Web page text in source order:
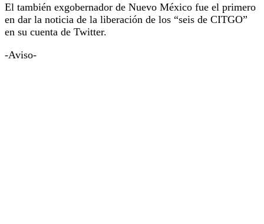
El también exgobernador de Nuevo México fue el primero
en dar la noticia de la liberación de los “seis de CITGO”
en su cuenta de Twitter.
-Aviso-